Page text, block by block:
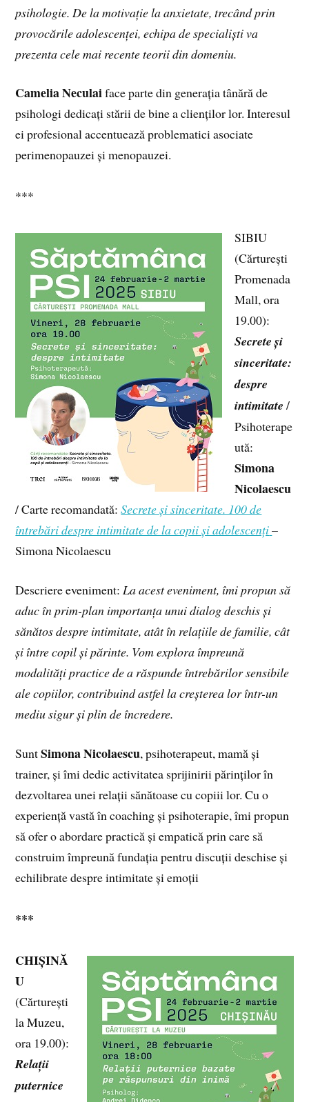
psihologie. De la motivație la anxietate, trecând prin
provocările adolescenței, echipa de specialiști va
prezenta cele mai recente teorii din domeniu.
Camelia Neculaiface parte din generația tânără de
psihologi dedicați stării de bine a clienților lor. Interesul
ei profesional accentuează problematici asociate
perimenopauzei și menopauzei.
***
SIBIU
(Cărturești
Promenada
Mall, ora
19.00):
Secrete și
sinceritate:
despre
intimitate /
Psihoterape
ută:
Simona
Nicolaescu
/ Carte recomandată:Secrete și sinceritate. 100 de
întrebări despre intimitate de la copii și adolescenți–
Simona Nicolaescu
Descriere eveniment:La acest eveniment, îmi propun să
aduc în prim-plan importanța unui dialog deschis și
sănătos despre intimitate, atât în relațiile de familie, cât
și între copil și părinte. Vom explora împreună
modalități practice de a răspunde întrebărilor sensibile
ale copiilor, contribuind astfel la creșterea lor într-un
mediu sigur și plin de încredere.
SuntSimona Nicolaescu, psihoterapeut, mamă și
trainer, și îmi dedic activitatea sprijinirii părinților în
dezvoltarea unei relații sănătoase cu copiii lor. Cu o
experiență vastă în coaching și psihoterapie, îmi propun
să ofer o abordare practică și empatică prin care să
construim împreună fundația pentru discuții deschise și
echilibrate despre intimitate și emoții
***
CHIȘINĂ
U
(Cărturești
la Muzeu,
ora 19.00):
Relații
puternice